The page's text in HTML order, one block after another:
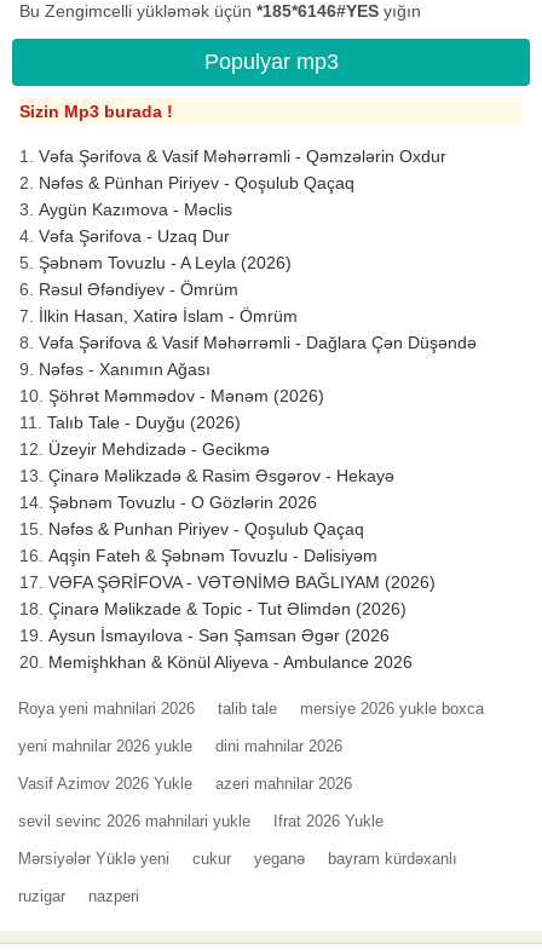
Bu Zengimcelli yükləmək üçün *185*6146#YES yığın
Populyar mp3
Sizin Mp3 burada !
Vəfa Şərifova & Vasif Məhərrəmli - Qəmzələrin Oxdur
Nəfəs & Pünhan Piriyev - Qoşulub Qaçaq
Aygün Kazımova - Məclis
Vəfa Şərifova - Uzaq Dur
Şəbnəm Tovuzlu - A Leyla (2026)
Rəsul Əfəndiyev - Ömrüm
İlkin Hasan, Xatirə İslam - Ömrüm
Vəfa Şərifova & Vasif Məhərrəmli - Dağlara Çən Düşəndə
Nəfəs - Xanımın Ağası
Şöhrət Məmmədov - Mənəm (2026)
Talıb Tale - Duyğu (2026)
Üzeyir Mehdizadə - Gecikmə
Çinarə Məlikzadə & Rasim Əsgərov - Hekayə
Şəbnəm Tovuzlu - O Gözlərin 2026
Nəfəs & Punhan Piriyev - Qoşulub Qaçaq
Aqşin Fateh & Şəbnəm Tovuzlu - Dəlisiyəm
VƏFA ŞƏRİFOVA - VƏTƏNİMƏ BAĞLIYAM (2026)
Çinarə Məlikzade & Topic - Tut Əlimdən (2026)
Aysun İsmayılova - Sən Şamsan Əgər (2026
Memişhkhan & Könül Aliyeva - Ambulance 2026
Roya yeni mahnilari 2026 talib tale mersiye 2026 yukle boxca
yeni mahnilar 2026 yukle dini mahnilar 2026
Vasif Azimov 2026 Yukle azeri mahnilar 2026
sevil sevinc 2026 mahnilari yukle Ifrat 2026 Yukle
Mərsiyələr Yüklə yeni cukur yeganə bayram kürdəxanlı
ruzigar nazperi